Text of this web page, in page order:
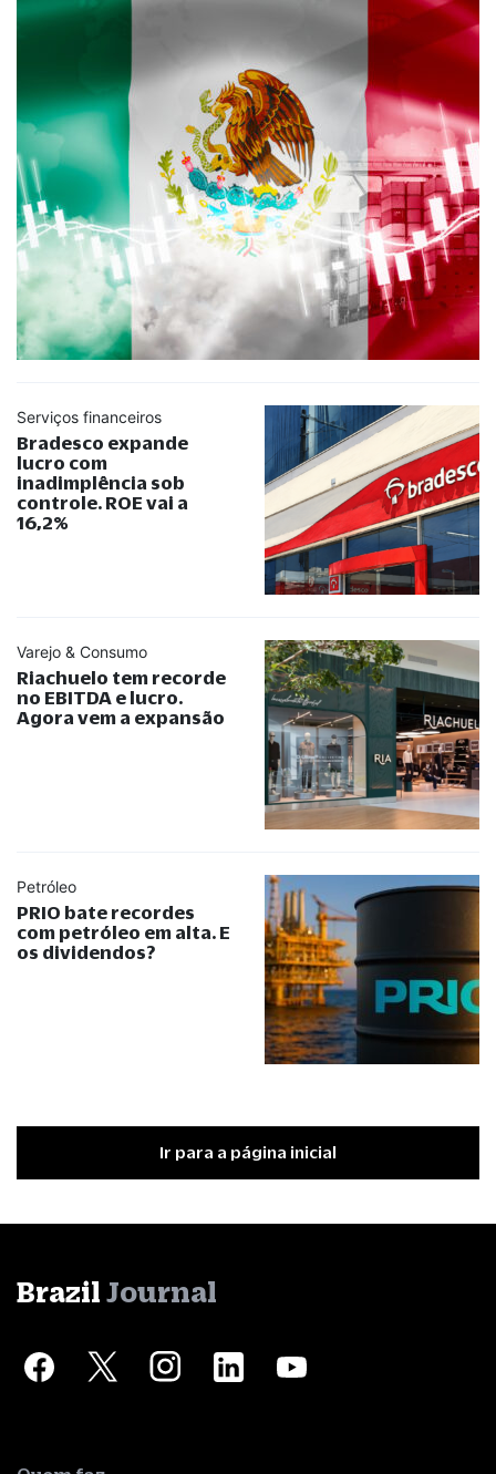
Serviços financeiros
Bradesco expande
lucro com
inadimplência sob
controle. ROE vai a
16,2%
Varejo & Consumo
Riachuelo tem recorde
no EBITDA e lucro.
Agora vem a expansão
Petróleo
PRIO bate recordes
com petróleo em alta. E
os dividendos?
Ir para a página inicial
Brazil Journal